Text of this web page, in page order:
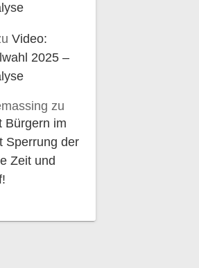
Video:
2025 –
zu
Bürgern im
Sperrung der
Zeit und